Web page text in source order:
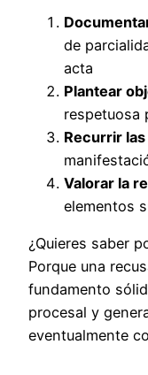
de
acta
Plantear
respetuosa
Recurrir
Valorar la
elementos
¿Quieres saber
Porque una
fundamento
procesal y
eventualmente